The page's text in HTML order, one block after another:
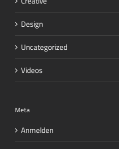
Design
Uncategorized
Videos
Meta
Anmelden